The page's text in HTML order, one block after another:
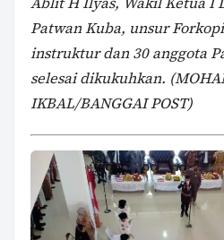
Patwan Kuba, unsur
instruktur dan 30 anggota
selesai dikukuhkan.
IKBAL/BANGGAI POST)